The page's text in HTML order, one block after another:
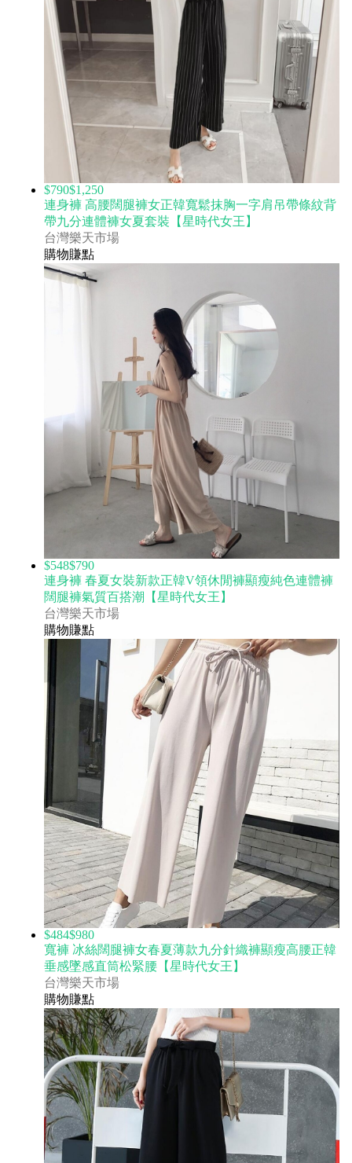
$790$1,250
連身褲 高腰闊腿褲女正韓寬鬆抹胸一字肩吊帶條紋背
帶九分連體褲女夏套裝【星時代女王】
台灣樂天市場
購物賺點
$548$790
連身褲 春夏女裝新款正韓V領休閒褲顯瘦純色連體褲
闊腿褲氣質百搭潮【星時代女王】
台灣樂天市場
購物賺點
$484$980
寬褲 冰絲闊腿褲女春夏薄款九分針織褲顯瘦高腰正韓
垂感墜感直筒松緊腰【星時代女王】
台灣樂天市場
購物賺點